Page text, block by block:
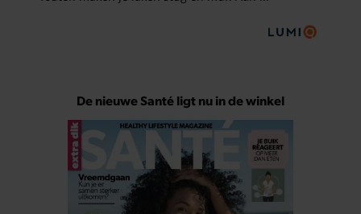
De nieuwe Santé ligt nu in de winkel